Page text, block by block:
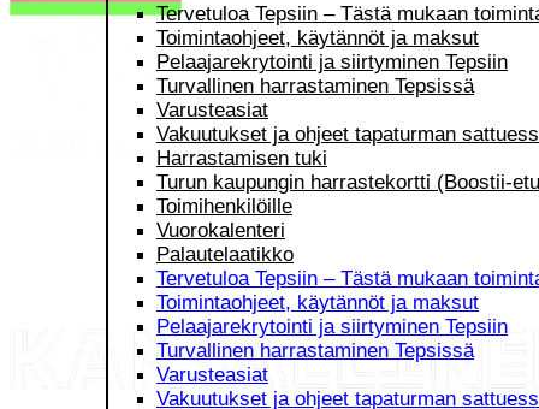
Tervetuloa Tepsiin – Tästä mukaan
Toimintaohjeet, käytännöt ja maksut
Pelaajarekrytointi ja siirtyminen Tepsiin
Turvallinen harrastaminen Tepsissä
Varusteasiat
Vakuutukset ja ohjeet tapaturman
Harrastamisen tuki
Turun kaupungin harrastekortti (Boostii-
Toimihenkilöille
Vuorokalenteri
Palautelaatikko
Tervetuloa Tepsiin – Tästä mukaan
Toimintaohjeet, käytännöt ja maksut
Pelaajarekrytointi ja siirtyminen Tepsiin
Turvallinen harrastaminen Tepsissä
Varusteasiat
Vakuutukset ja ohjeet tapaturman